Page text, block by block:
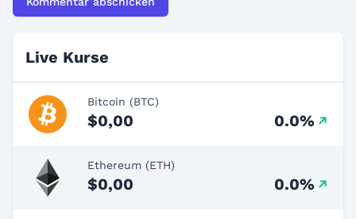
Live Kurse
Bitcoin (BTC)
$0,00 0.0%
Ethereum (ETH)
$0,00 0.0%